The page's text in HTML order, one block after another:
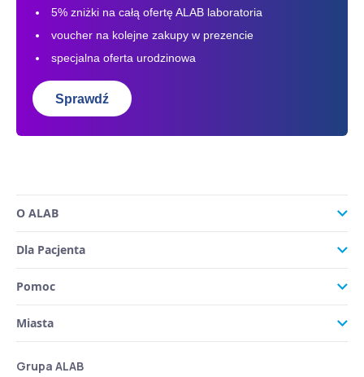
5% zniżki na całą ofertę ALAB laboratoria
voucher na kolejne zakupy w prezencie
specjalna oferta urodzinowa
Sprawdź
O ALAB
Dla Pacjenta
Pomoc
Miasta
Grupa ALAB